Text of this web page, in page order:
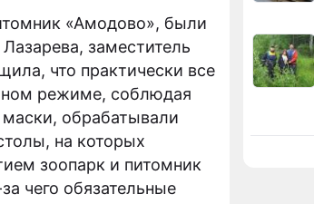
«Амодово», были
заместитель
что практически все
режиме, соблюдая
обрабатывали
на которых
зоопарк и питомник
чего обязательные